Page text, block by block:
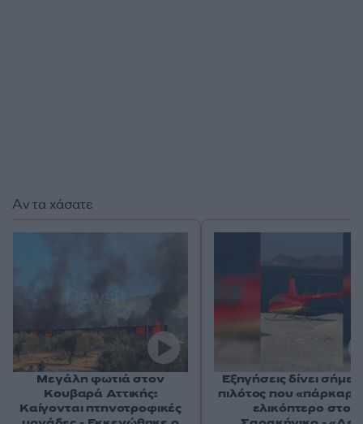
Αν τα χάσατε
Μεγάλη φωτιά στον
Κουβαρά Αττικής:
Καίγονται πτηνοτροφικές
Εξηγήσεις δίνει
πιλότος που
ελικόπτερο στο